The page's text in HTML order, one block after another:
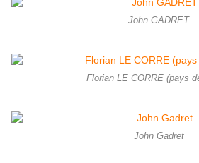
John GADRET
Florian LE CORRE (pays
John Gadret